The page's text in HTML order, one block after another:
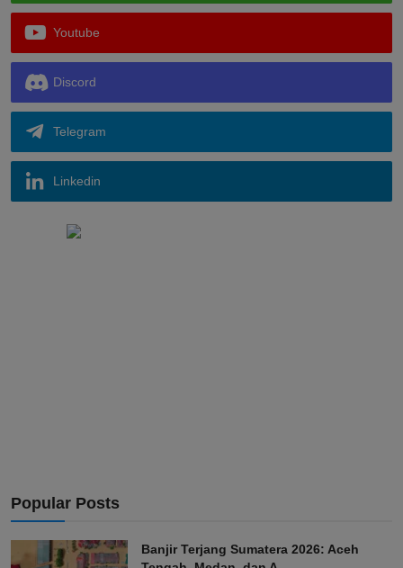
Youtube
Discord
Telegram
Linkedin
Popular Posts
Banjir Terjang Sumatera 2026: Aceh